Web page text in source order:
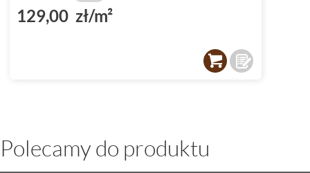
129,00 zł/m²
Polecamy do produktu